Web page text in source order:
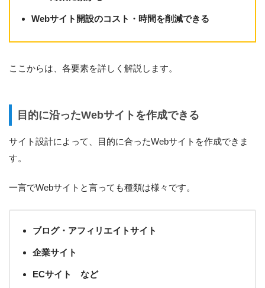
Webサイト開設のコスト・時間を削減できる
ここからは、各要素を詳しく解説します。
目的に沿ったWebサイトを作成できる
サイト設計によって、目的に合ったWebサイトを作成できま
す。
一言でWebサイトと言っても種類は様々です。
ブログ・アフィリエイトサイト
企業サイト
ECサイト など